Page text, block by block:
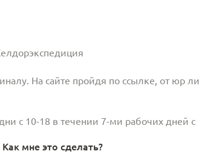
На сайте пройдя по ссылке, от юр
с 10-18 в течении 7-ми рабочих дней с
мне это сделать?